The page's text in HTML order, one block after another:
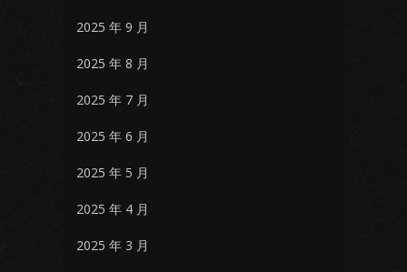
2025 年 9 月
2025 年 8 月
2025 年 7 月
2025 年 6 月
2025 年 5 月
2025 年 4 月
2025 年 3 月